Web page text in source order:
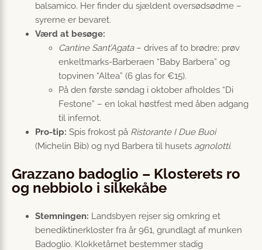
balsamico. Her finder du sjældent oversødsødme –
syrerne er bevaret.
Værd at besøge:
Cantine Sant’Agata– drives af to brødre; prøv
enkeltmarks-Barberaen “Baby Barbera” og
topvinen “Altea” (6 glas for €15).
På den første søndag i oktober afholdes “Di
Festone” – en lokal høstfest med åben adgang
til infernot.
Pro-tip: Spis frokost på Ristorante I Due Buoi
(Michelin Bib) og nyd Barbera til husets agnolotti.
Grazzano badoglio – Klosterets ro
og nebbiolo i silkekåbe
Stemningen: Landsbyen rejser sig omkring et
benediktinerkloster fra år 961, grundlagt af munken
Badoglio. Klokketårnet bestemmer stadig